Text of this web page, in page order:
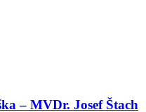
– MVDr. Josef Štach